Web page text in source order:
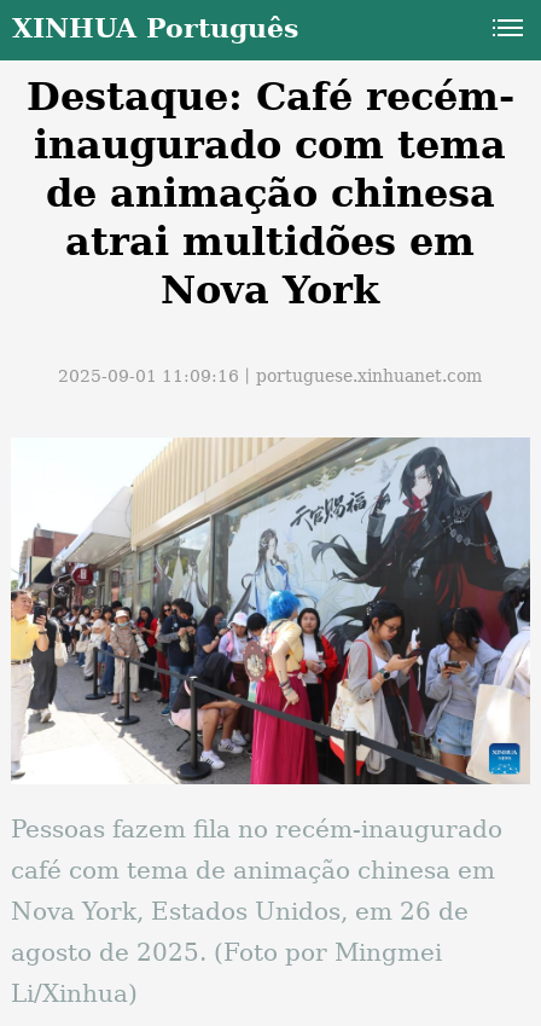
XINHUA Português
Destaque: Café recém-
inaugurado com tema
de animação chinesa
atrai multidões em
Nova York
2025-09-01 11:09:16丨portuguese.xinhuanet.com
Pessoas fazem fila no recém-inaugurado
café com tema de animação chinesa em
Nova York, Estados Unidos, em 26 de
agosto de 2025. (Foto por Mingmei
Li/Xinhua)